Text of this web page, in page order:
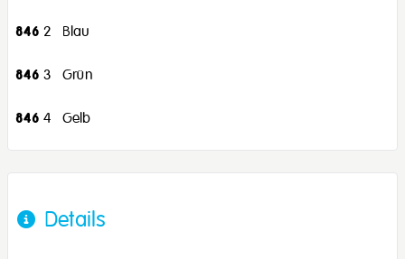
846 2 Blau
846 3 Grün
846 4 Gelb
Details